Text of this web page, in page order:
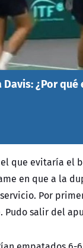
Davis: ¿Por
que evitaría el
en que a la
Por
Pudo salir del